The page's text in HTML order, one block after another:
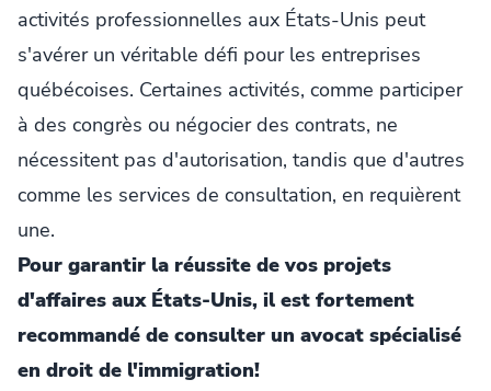
activités professionnelles aux États-Unis peut
s'avérer un véritable défi pour les entreprises
québécoises. Certaines activités, comme participer
à des congrès ou négocier des contrats, ne
nécessitent pas d'autorisation, tandis que d'autres
comme les services de consultation, en requièrent
une.
Pour garantir la réussite de vos projets
d'affaires aux États-Unis, il est fortement
recommandé de consulter un avocat spécialisé
en droit de l'immigration!